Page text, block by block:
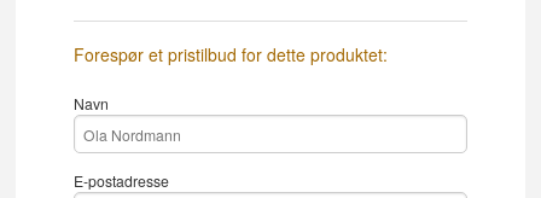
Forespør et pristilbud for dette produktet:
Navn
E-postadresse